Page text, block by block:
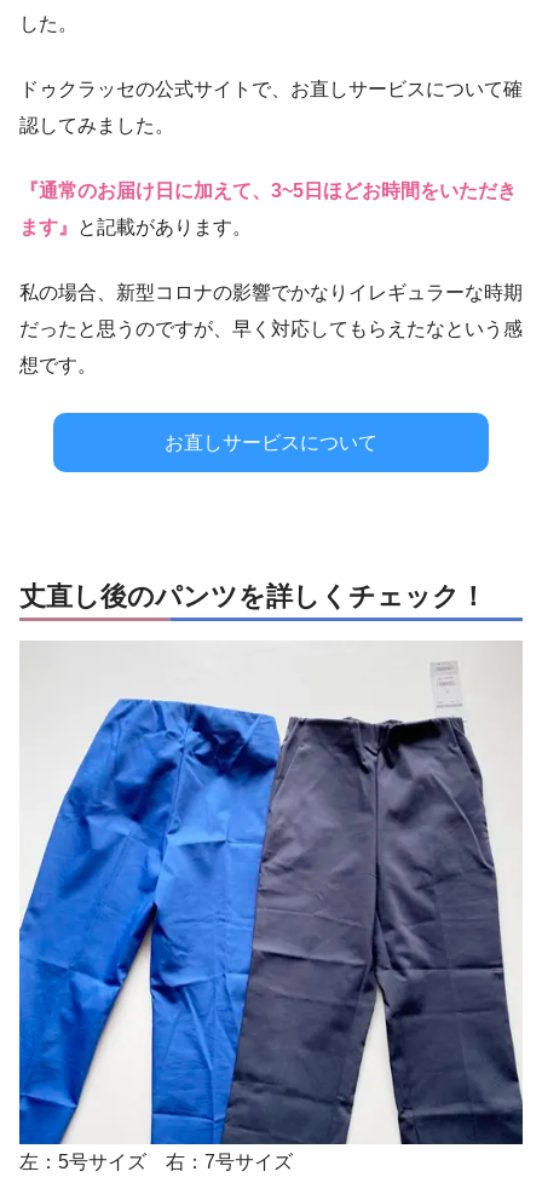
した。
ドゥクラッセの公式サイトで、お直しサービスについて確
認してみました。
『通常のお届け日に加えて、3~5日ほどお時間をいただき
ます』
と記載があります。
私の場合、新型コロナの影響でかなりイレギュラーな時期
だったと思うのですが、早く対応してもらえたなという感
想です。
お直しサービスについて
丈直し後のパンツを詳しくチェック！
左：5号サイズ 右：7号サイズ